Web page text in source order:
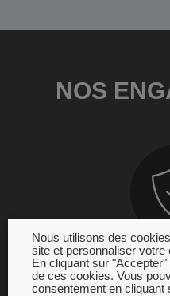
NOS
Nous utilisons des
site et personnaliser votre
En cliquant sur
de ces cookies. Vous
consentement en cliquant